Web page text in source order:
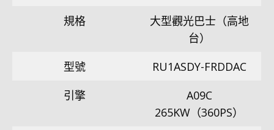
規格
大型觀光巴士（高地
台）
型號
RU1ASDY-FRDDAC
引擎
A09C
265KW（360PS）